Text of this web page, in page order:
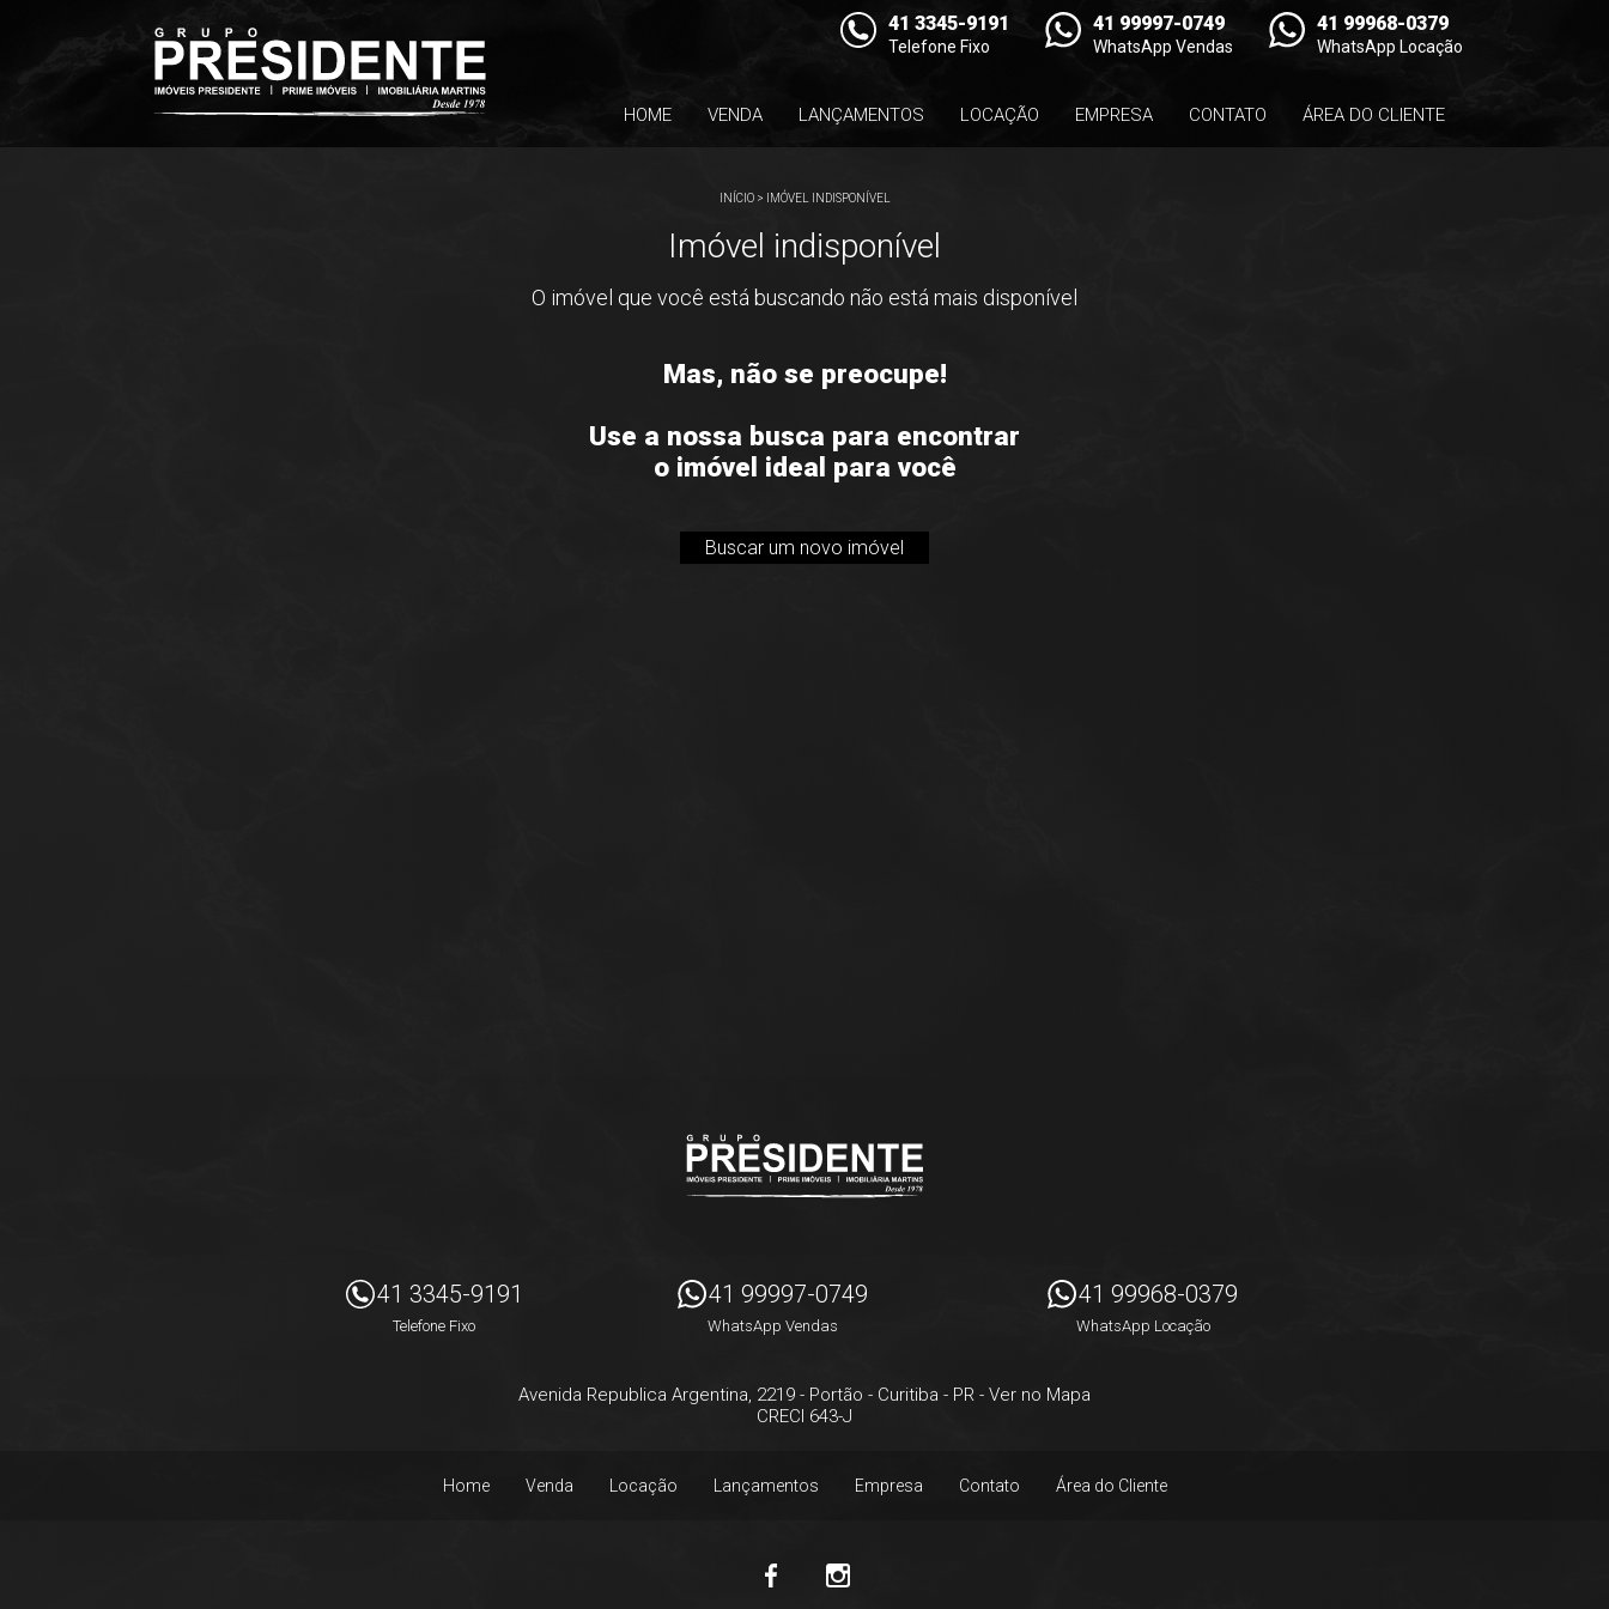
41 3345-9191
Telefone Fixo
41 99997-0749
WhatsApp Vendas
41 99968-0379
WhatsApp Locação
HOME VENDA LANÇAMENTOS LOCAÇÃO EMPRESA CONTATO ÁREA DO CLIENTE
INÍCIO> IMÓVEL INDISPONÍVEL
Imóvel indisponível
O imóvel que você está buscando não está mais disponível
Mas, não se preocupe!
Use a nossa busca para encontrar
o imóvel ideal para você
Buscar um novo imóvel
41 3345-9191
Telefone Fixo
41 99997-0749
WhatsApp Vendas
41 99968-0379
WhatsApp Locação
Avenida Republica Argentina, 2219 - Portão - Curitiba - PR - Ver no Mapa
CRECI 643-J
Home Venda Locação Lançamentos Empresa Contato Área do Cliente